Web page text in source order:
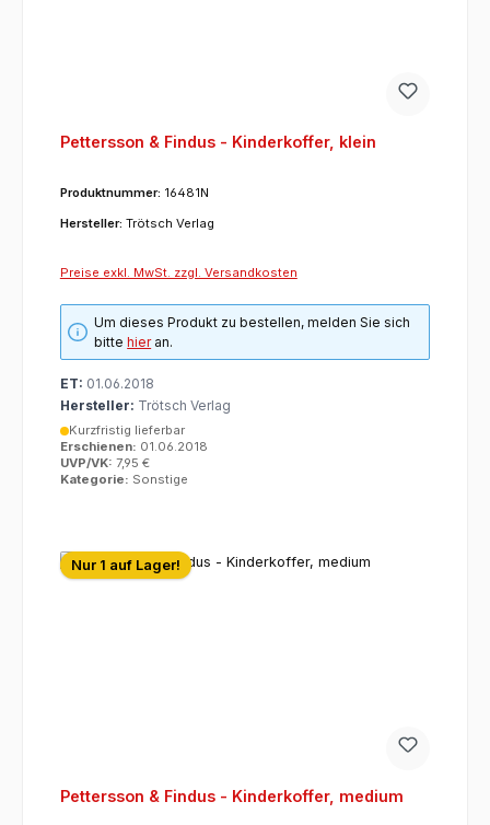
Pettersson & Findus - Kinderkoffer, klein
Produktnummer: 16481N
Hersteller: Trötsch Verlag
Preise exkl. MwSt. zzgl. Versandkosten
Um dieses Produkt zu bestellen, melden Sie sich
bittehieran.
ET: 01.06.2018
Hersteller: Trötsch Verlag
Kurzfristig lieferbar
Erschienen: 01.06.2018
UVP/VK: 7,95 €
Kategorie: Sonstige
Nur 1 auf Lager!
Pettersson & Findus - Kinderkoffer, medium